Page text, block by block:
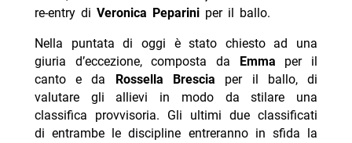
re-entry di Veronica Pepariniper il ballo.
Nella puntata di oggi è stato chiesto ad una
giuria d’eccezione, composta da
Emma per il
canto e da
Rossella Brescia per il ballo, di
valutare gli allievi in modo da stilare una
classifica provvisoria. Gli ultimi due classificati
di entrambe le discipline entreranno in sfida la